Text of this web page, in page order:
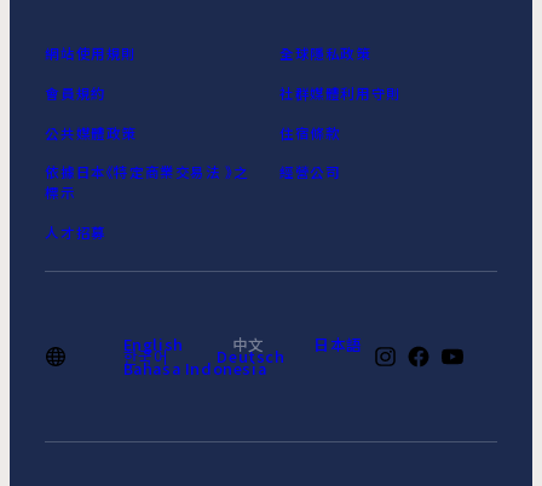
網站使用規則 全球隱私政策
會員規約 社群媒體利用守則
公共媒體政策 住宿條款
依據日本《特定商業交易法 》之
標示
經營公司
人才招募
English 中文 日本語
한국어 Deutsch
Bahasa Indonesia